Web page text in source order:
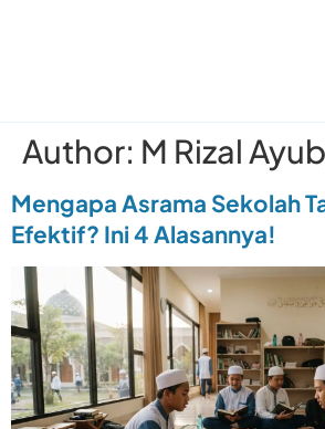
Author: M Rizal
Mengapa Asrama Sekolah
Efektif? Ini 4 Alasannya!